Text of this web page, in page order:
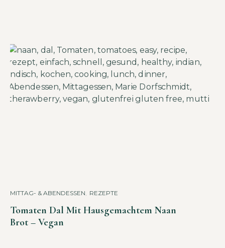
MITTAG- & ABENDESSEN, REZEPTE
Tomaten Dal Mit Hausgemachtem Naan
Brot – Vegan